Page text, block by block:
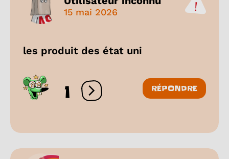
15 mai 2026
les produit des état uni
1 Ouvrir les réactions
RÉPONDRE